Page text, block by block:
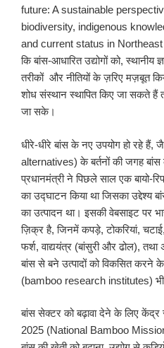
future: A sustainable
biodiversity, indigenous
and current status in Northeast
कि बांस-आधारित उद्योगों को, स्थानीय
तरीकों और नीतियों के ज़रिए मज़बूत
शोध संस्थान स्थापित किए जा सकते हैं
जा सके।
धीरे-धीरे बांस के नए उपयोग हो रहे हैं,
alternatives) के बर्तनों की जगह
प्रधानमंत्री ने पिछले साल एक बायो-
का उद्घाटन किया था जिसका उद्देश्य
का उत्पादन था। इसकी वेबसाइट पर
ज़िक्र है, जिनमें कपड़े, टोकरियां,
फर्श, वाद्ययंत्र (बांसुरी और ढोल), तथा
बांस से बने उत्पादों को विकसित करने
(bamboo research institutes) भी
बांस सेक्टर को बढ़ावा देने के लिए केंद्र
2025 (National Bamboo